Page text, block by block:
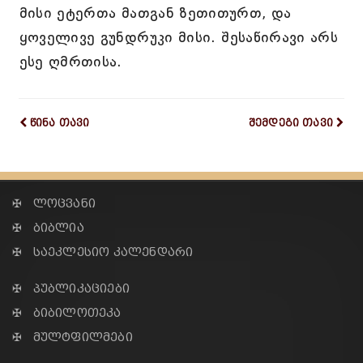
მისი ეტერთა მათგან ზეთითურთ, და
ყოველივე გუნდრუკი მისი. შესაწირავი არს
ესე ღმრთისა.
წინა თავი შემდეგი თავი
✠ ლოცვანი
✠ ბიბლია
✠ საეკლესიო კალენდარი
✠ პუბლიკაციები
✠ ბიბილოთეკა
✠ მულტფილმები